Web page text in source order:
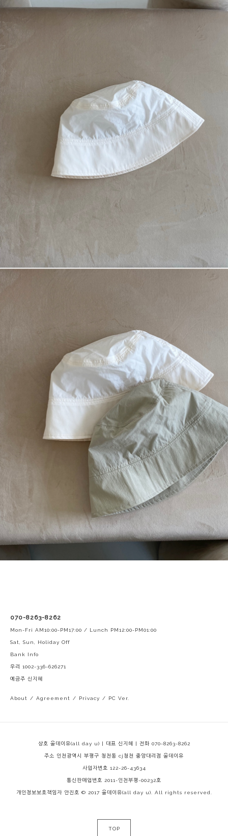
070-8263-8262
Mon-Fri AM10:00-PM17:00 / Lunch PM12:00-PM01:00
Sat, Sun, Holiday Off
Bank Info
우리 1002-336-626271
예금주 신지혜
About / Agreement / Privacy / PC Ver.
상호 올데이유(all day u) | 대표 신지혜 | 전화 070-8263-8262
주소 인천광역시 부평구 청천동 cj청천 중앙대리점 올데이유
사업자번호 122-26-43634
통신판매업번호 2011-인천부평-00232호
개인정보보호책임자 안진호 © 2017 올데이유(all day u). All rights reserved.
TOP